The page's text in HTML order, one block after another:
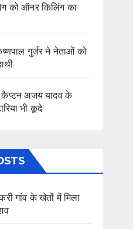
को ऑनर किलिंग का
गुर्जर ने नेताओं को
अजय यादव के
भी कूदे
गांव के खेतों में मिला